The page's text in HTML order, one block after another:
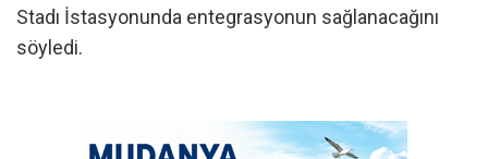
Stadı İstasyonunda entegrasyonun sağlanacağını
söyledi.